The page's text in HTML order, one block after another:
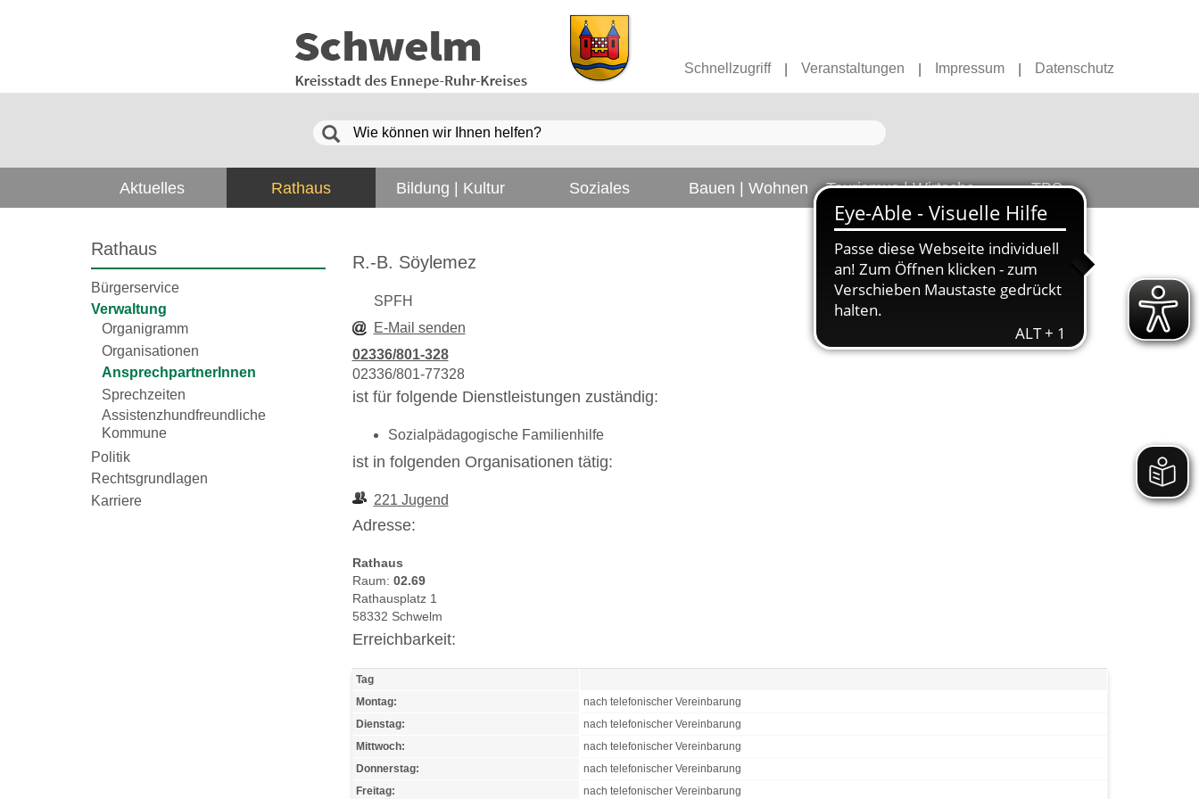
Schnellzugriff Veranstaltungen Impressum Datenschutz
Aktuelles Rathaus Bildung | Kultur Soziales Bauen | Wohnen Tourismus | Wirtschaft TBS
Rathaus
Bürgerservice
Verwaltung
Organigramm
Organisationen
AnsprechpartnerInnen
Sprechzeiten
Assistenzhundfreundliche
Kommune
Politik
Rechtsgrundlagen
Karriere
R.-B. Söylemez
SPFH
E-Mail senden
02336/801-328
02336/801-77328
ist für folgende Dienstleistungen zuständig:
Sozialpädagogische Familienhilfe
ist in folgenden Organisationen tätig:
221 Jugend
Adresse:
Rathaus
Raum: 02.69
Rathausplatz 1
58332 Schwelm
Erreichbarkeit:
Tag
Montag: nach telefonischer Vereinbarung
Dienstag: nach telefonischer Vereinbarung
Mittwoch: nach telefonischer Vereinbarung
Donnerstag: nach telefonischer Vereinbarung
Freitag: nach telefonischer Vereinbarung